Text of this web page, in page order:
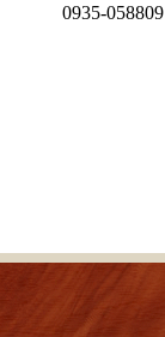
0935-058809